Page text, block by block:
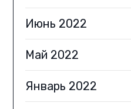
Июнь 2022
Май 2022
Январь 2022